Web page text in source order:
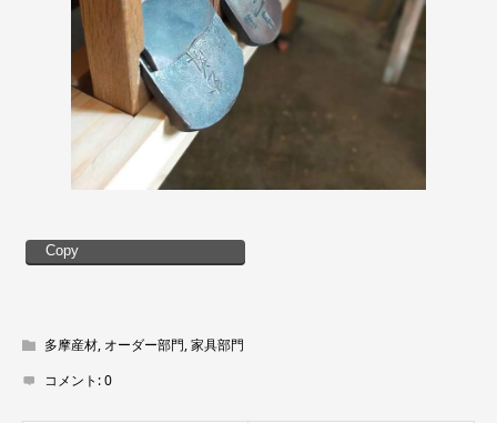
Copy
多摩産材, オーダー部門,家具部門
コメント:0